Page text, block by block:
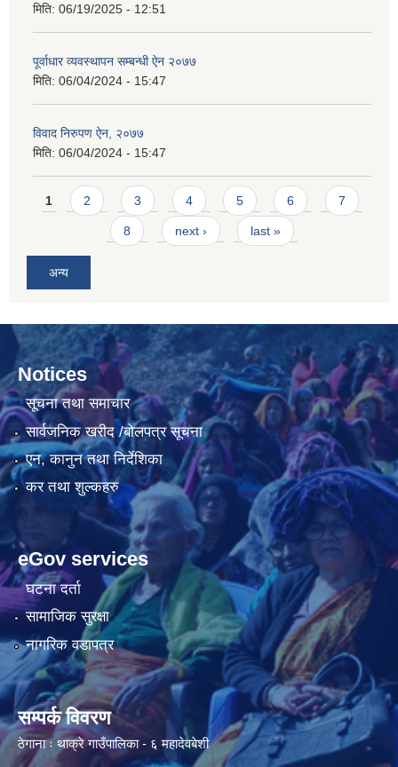
मिति: 06/19/2025 - 12:51
पूर्वाधार व्यवस्थापन सम्बन्धी ऐन २०७७
मिति: 06/04/2024 - 15:47
विवाद निरुपण ऐन, २०७७
मिति: 06/04/2024 - 15:47
Pages
1 2 3 4 5 6 7
8 next › last »
अन्य
Notices
सूचना तथा समाचार
सार्वजनिक खरीद /बोलपत्र सूचना
एन, कानुन तथा निर्देशिका
कर तथा शुल्कहरु
eGov services
घटना दर्ता
सामाजिक सुरक्षा
नागरिक वडापत्र
सम्पर्क विवरण
ठेगाना ः थाक्रे गाउँपालिका - ६ महादेवबेशी